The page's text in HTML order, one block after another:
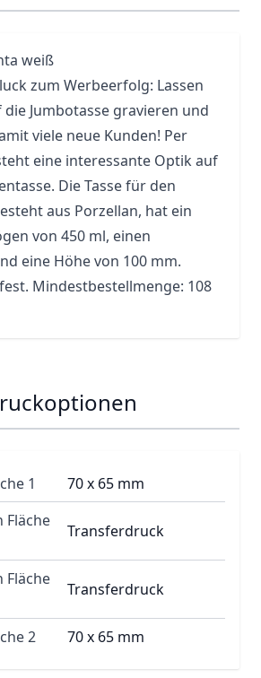
weiß
zum Werbeerfolg: Lassen
die Jumbotasse gravieren und
viele neue Kunden! Per
eine interessante Optik auf
Die Tasse für den
aus Porzellan, hat ein
von 450 ml, einen
eine Höhe von 100 mm.
Mindestbestellmenge: 108
1
70 x 65 mm
Fläche
Transferdruck
Fläche
Transferdruck
2 70 x 65 mm